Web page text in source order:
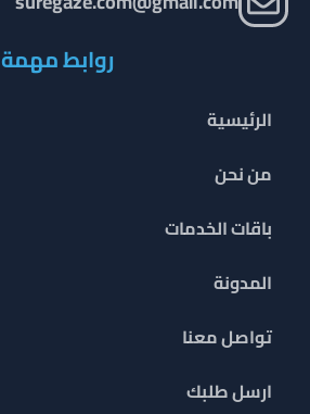
روابط مهمة
الرئيسية
من نحن
باقات الخدمات
المدونة
تواصل معنا
ارسل طلبك